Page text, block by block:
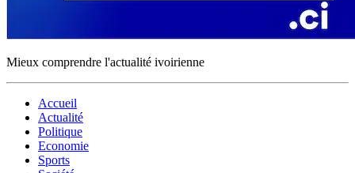
Mieux comprendre l'actualité ivoirienne
Accueil
Actualité
Politique
Economie
Sports